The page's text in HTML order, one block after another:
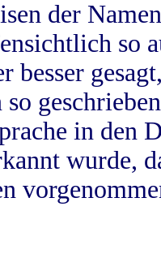
der
so
besser
so
in
wurde,